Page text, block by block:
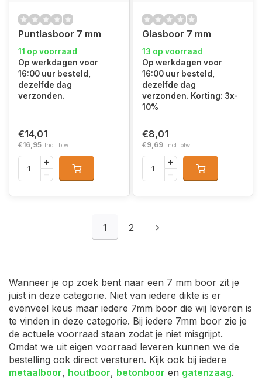
Puntlasboor 7 mm
11 op voorraad
Op werkdagen voor
16:00 uur besteld,
dezelfde dag
verzonden.
€14,01
€16,95 Incl. btw
Glasboor 7 mm
13 op voorraad
Op werkdagen voor
16:00 uur besteld,
dezelfde dag
verzonden. Korting: 3x-
10%
€8,01
€9,69 Incl. btw
1 2
Wanneer je op zoek bent naar een 7 mm boor zit je
juist in deze categorie. Niet van iedere dikte is er
evenveel keus maar iedere 7mm boor die wij leveren is
te vinden in deze categorie. Bij iedere 7mm boor zie je
de actuele voorraad staan zodat je niet misgrijpt.
Omdat we uit eigen voorraad leveren kunnen we de
bestelling ook direct versturen. Kijk ook bij iedere
metaalboor, houtboor, betonboor en gatenzaag.